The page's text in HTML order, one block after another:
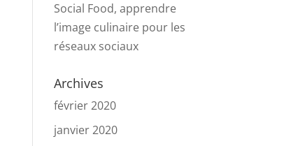
Social Food, apprendre
l’image culinaire pour les
réseaux sociaux
Archives
février 2020
janvier 2020